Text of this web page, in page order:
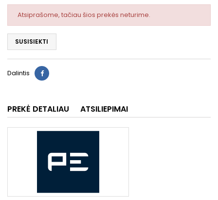
Atsiprašome, tačiau šios prekės neturime.
SUSISIEKTI
Dalintis
PREKĖ DETALIAU ATSILIEPIMAI